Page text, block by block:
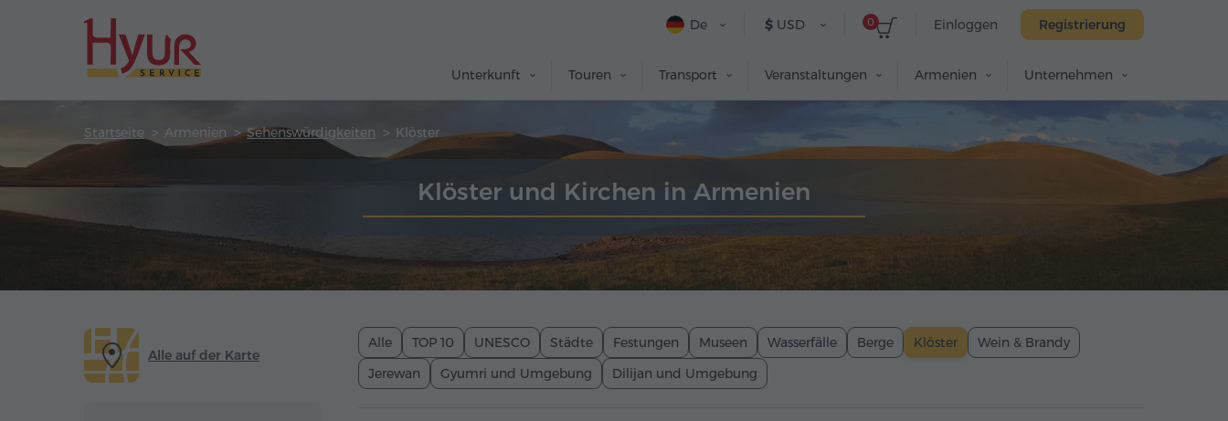
Einloggen Registrierung
0
$ USD
De
Unterkunft Touren Transport Veranstaltungen Armenien Unternehmen
Startseite Armenien Sehenswürdigkeiten Klöster
Klöster und Kirchen in Armenien
Alle TOP 10 UNESCO Städte Festungen Museen Wasserfälle Berge Klöster
Wein & Brandy
Jerewan
Gyumri und Umgebung Dilijan und Umgebung
Alle auf der Karte